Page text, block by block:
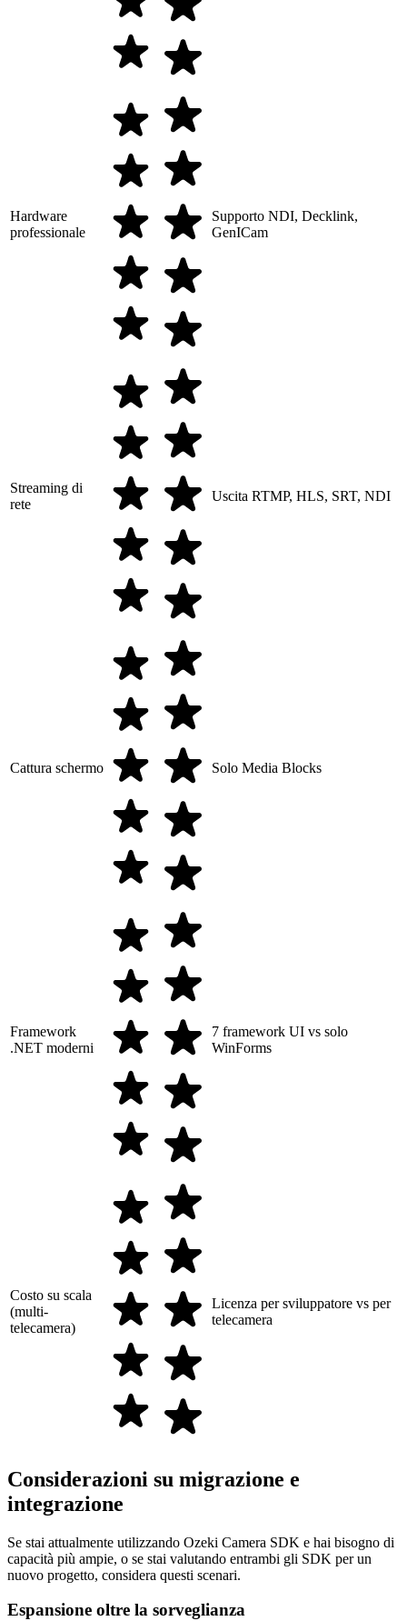
Hardware
professionale
Supporto NDI, Decklink,
GenICam
Streaming di
rete
Uscita RTMP, HLS, SRT, NDI
Cattura schermo Solo Media Blocks
Framework
.NET moderni
7 framework UI vs solo
WinForms
Costo su scala
(multi-
telecamera)
Licenza per sviluppatore vs per
telecamera
Considerazioni su migrazione e
integrazione
Se stai attualmente utilizzando Ozeki Camera SDK e hai bisogno di
capacità più ampie, o se stai valutando entrambi gli SDK per un
nuovo progetto, considera questi scenari.
Espansione oltre la sorveglianza